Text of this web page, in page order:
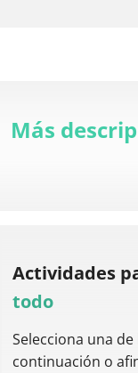
Más
Actividades
todo
Selecciona una
continuación o